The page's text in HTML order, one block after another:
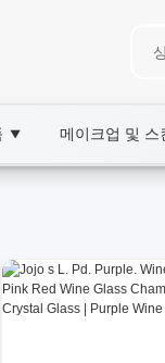
▼ 메이크업 및 스
B2C